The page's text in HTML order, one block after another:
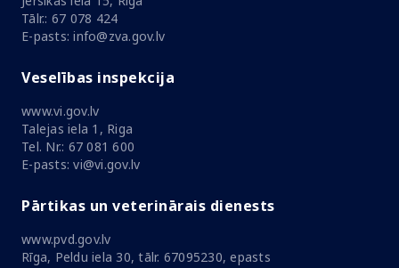
Tālr.: 67 078 424
E-pasts: info@zva.gov.lv
Veselības inspekcija
www.vi.gov.lv
Talejas iela 1, Riga
Tel. Nr.: 67 081 600
E-pasts: vi@vi.gov.lv
Pārtikas un veterinārais dienests
www.pvd.gov.lv
Rīga, Peldu iela 30, tālr. 67095230, epasts